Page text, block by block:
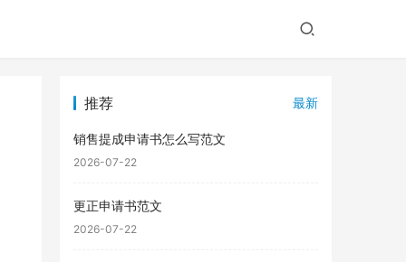
推荐 最新
销售提成申请书怎么写范文
2026-07-22
更正申请书范文
2026-07-22